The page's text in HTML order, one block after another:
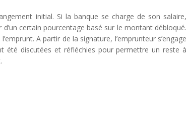
initial. Si la banque se charge de son salaire,
certain pourcentage basé sur le montant débloqué.
A partir de la signature, l’emprunteur s’engage
été discutées et réfléchies pour permettre un reste à